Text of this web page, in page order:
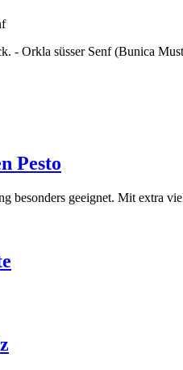
- Orkla süsser Senf (Bunica
Pesto
besonders geeignet. Mit extra